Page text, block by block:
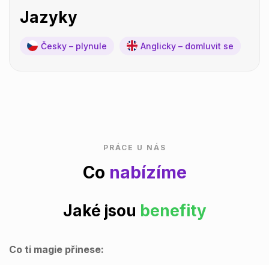
Jazyky
Česky – plynule Anglicky – domluvit se
PRÁCE U NÁS
Co nabízíme
Jaké jsou benefity
Co ti magie přinese: